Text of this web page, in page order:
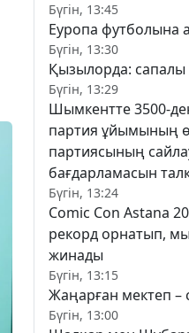
Бүгін, 13:45
Еуропа футболына
Бүгін, 13:30
Қызылорда: сапалы
Бүгін, 13:29
Шымкентте 3500-
партия ұйымының
партиясының
бағдарламасын
Бүгін, 13:24
Comic Con Astana
рекорд орнатып,
жинады
Бүгін, 13:15
Жаңарған мектеп –
Бүгін, 13:00